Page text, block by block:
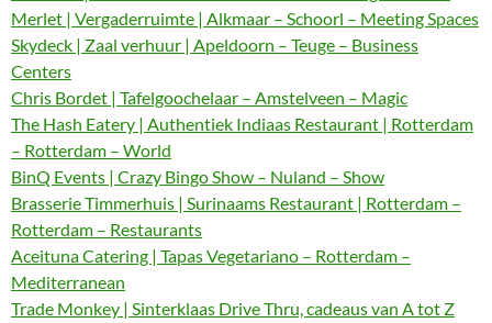
Merlet | Vergaderruimte | Alkmaar – Schoorl – Meeting Spaces
Skydeck | Zaal verhuur | Apeldoorn – Teuge – Business
Centers
Chris Bordet | Tafelgoochelaar – Amstelveen – Magic
The Hash Eatery | Authentiek Indiaas Restaurant | Rotterdam
– Rotterdam – World
BinQ Events | Crazy Bingo Show – Nuland – Show
Brasserie Timmerhuis | Surinaams Restaurant | Rotterdam –
Rotterdam – Restaurants
Aceituna Catering | Tapas Vegetariano – Rotterdam –
Mediterranean
Trade Monkey | Sinterklaas Drive Thru, cadeaus van A tot Z